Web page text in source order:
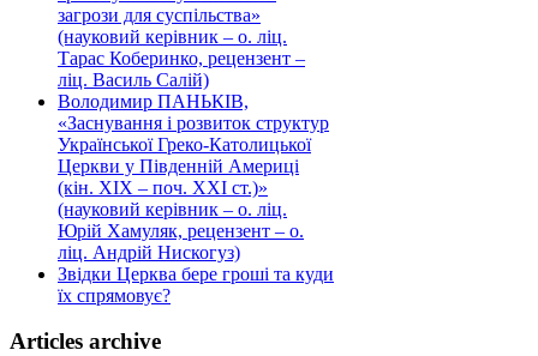
загрози для суспільства»
(науковий керівник – о. ліц.
Тарас Коберинко, рецензент –
ліц. Василь Салій)
Володимир ПАНЬКІВ,
«Заснування і розвиток структур
Української Греко-Католицької
Церкви у Південній Америці
(кін. ХІХ – поч. ХХІ ст.)»
(науковий керівник – о. ліц.
Юрій Хамуляк, рецензент – о.
ліц. Андрій Нискогуз)
Звідки Церква бере гроші та куди
їх спрямовує?
Articles archive